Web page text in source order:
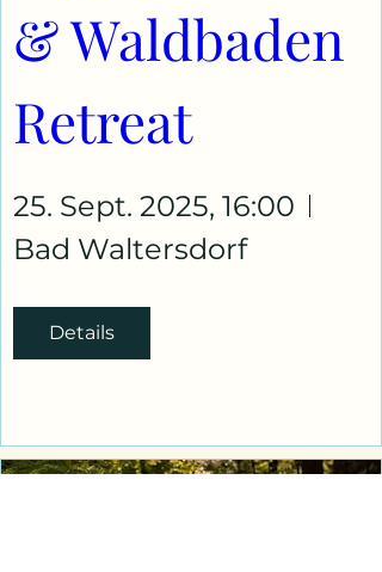
& Waldbaden
Retreat
25. Sept. 2025, 16:00
Bad Waltersdorf
Details